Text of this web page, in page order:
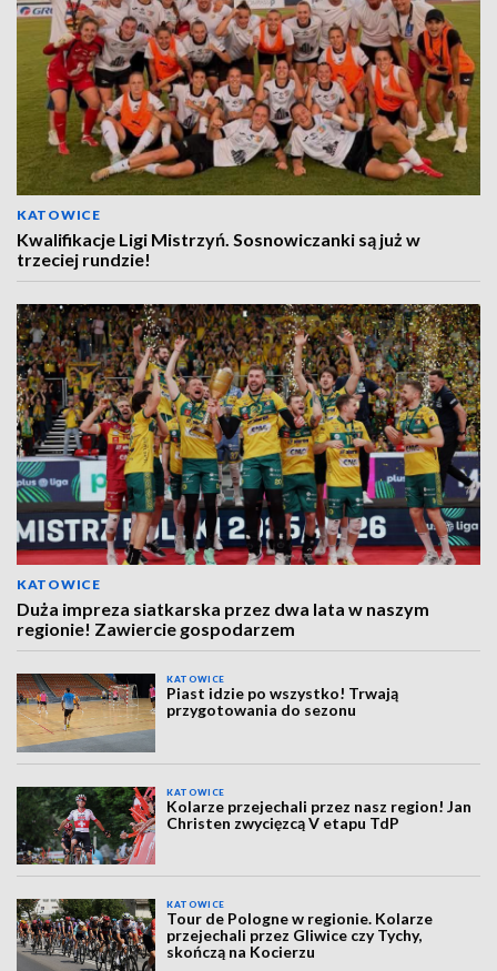
KATOWICE
Kwalifikacje Ligi Mistrzyń. Sosnowiczanki są już w
trzeciej rundzie!
KATOWICE
Duża impreza siatkarska przez dwa lata w naszym
regionie! Zawiercie gospodarzem
KATOWICE
Piast idzie po wszystko! Trwają
przygotowania do sezonu
KATOWICE
Kolarze przejechali przez nasz region! Jan
Christen zwycięzcą V etapu TdP
KATOWICE
Tour de Pologne w regionie. Kolarze
przejechali przez Gliwice czy Tychy,
skończą na Kocierzu